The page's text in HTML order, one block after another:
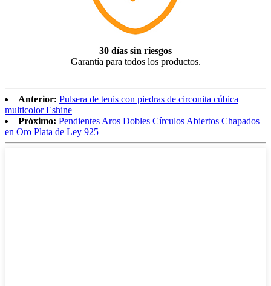
30 días sin riesgos
Garantía para todos los productos.
Anterior: Pulsera de tenis con piedras de circonita cúbica
multicolor Eshine
Próximo: Pendientes Aros Dobles Círculos Abiertos Chapados
en Oro Plata de Ley 925